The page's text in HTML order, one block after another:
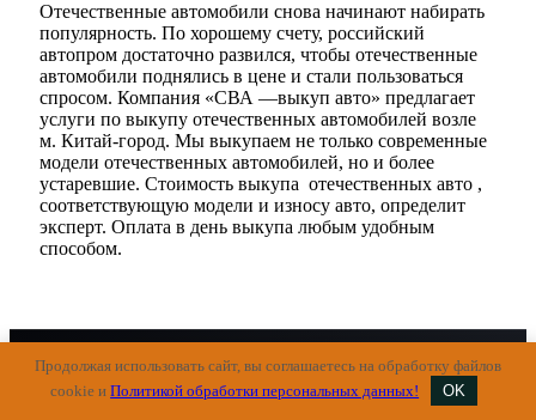
Отечественные автомобили снова начинают набирать
популярность. По хорошему счету, российский
автопром достаточно развился, чтобы отечественные
автомобили поднялись в цене и стали пользоваться
спросом. Компания «СВА —выкуп авто» предлагает
услуги по выкупу отечественных автомобилей возле
м. Китай-город. Мы выкупаем не только современные
модели отечественных автомобилей, но и более
устаревшие. Стоимость выкупа отечественных авто ,
соответствующую модели и износу авто, определит
эксперт. Оплата в день выкупа любым удобным
способом.
Политика конфиденциальности
Продолжая использовать сайт, вы соглашаетесь на обработку файлов
cookie иПолитикой обработки персональных данных! OK